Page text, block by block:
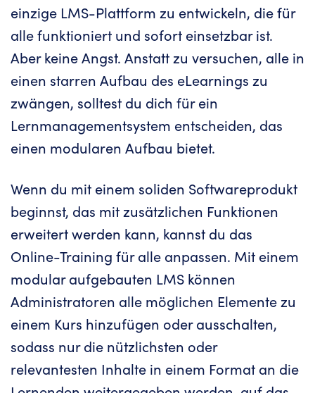
einzige LMS-Plattform zu entwickeln, die für
alle funktioniert und sofort einsetzbar ist.
Aber keine Angst. Anstatt zu versuchen, alle in
einen starren Aufbau des eLearnings zu
zwängen, solltest du dich für ein
Lernmanagementsystem entscheiden, das
einen modularen Aufbau bietet.
Wenn du mit einem soliden Softwareprodukt
beginnst, das mit zusätzlichen Funktionen
erweitert werden kann, kannst du das
Online-Training für alle anpassen. Mit einem
modular aufgebauten LMS können
Administratoren alle möglichen Elemente zu
einem Kurs hinzufügen oder ausschalten,
sodass nur die nützlichsten oder
relevantesten Inhalte in einem Format an die